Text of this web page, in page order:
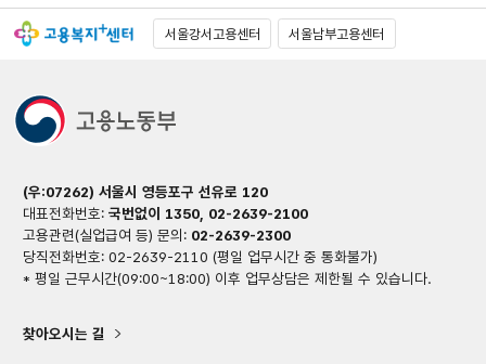
서울강서고용센터 서울남부고용센터
(우:07262) 서울시 영등포구 선유로 120
대표전화번호: 국번없이 1350, 02-2639-2100
고용관련(실업급여 등) 문의:02-2639-2300
당직전화번호: 02-2639-2110 (평일 업무시간 중 통화불가)
* 평일 근무시간(09:00~18:00) 이후 업무상담은 제한될 수 있습니다.
찾아오시는 길